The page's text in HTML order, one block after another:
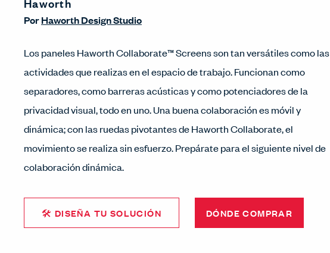
PorHaworth Design Studio
Los paneles Haworth Collaborate™️ Screens son tan versátiles como las
actividades que realizas en el espacio de trabajo. Funcionan como
separadores, como barreras acústicas y como potenciadores de la
privacidad visual, todo en uno. Una buena colaboración es móvil y
dinámica; con las ruedas pivotantes de Haworth Collaborate, el
movimiento se realiza sin esfuerzo. Prepárate para el siguiente nivel de
colaboración dinámica.
🛠 DISEÑA TU SOLUCIÓN DÓNDE COMPRAR